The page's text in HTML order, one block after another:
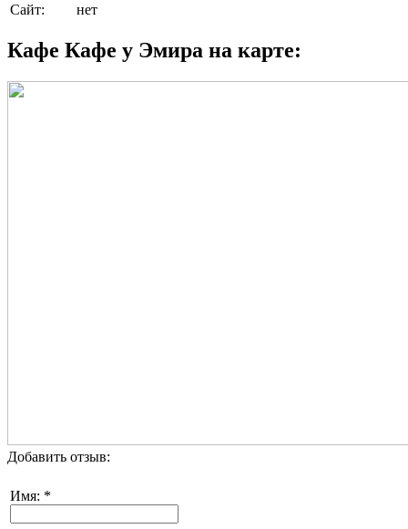
Сайт:
нет
Кафе Кафе у Эмира на карте:
Добавить отзыв:
Имя: *